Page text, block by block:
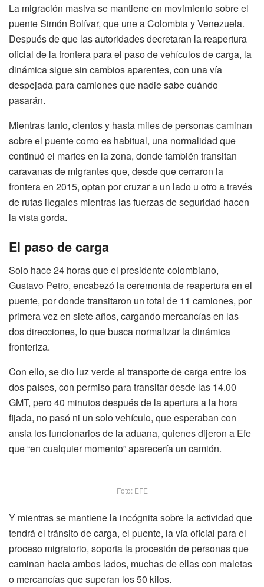
La migración masiva se mantiene en movimiento sobre el
puente Simón Bolívar, que une a Colombia y Venezuela.
Después de que las autoridades decretaran la reapertura
oficial de la frontera para el paso de vehículos de carga, la
dinámica sigue sin cambios aparentes, con una vía
despejada para camiones que nadie sabe cuándo
pasarán.
Mientras tanto, cientos y hasta miles de personas caminan
sobre el puente como es habitual, una normalidad que
continuó el martes en la zona, donde también transitan
caravanas de migrantes que, desde que cerraron la
frontera en 2015, optan por cruzar a un lado u otro a través
de rutas ilegales mientras las fuerzas de seguridad hacen
la vista gorda.
El paso de carga
Solo hace 24 horas que el presidente colombiano,
Gustavo Petro, encabezó la ceremonia de reapertura en el
puente, por donde transitaron un total de 11 camiones, por
primera vez en siete años, cargando mercancías en las
dos direcciones, lo que busca normalizar la dinámica
fronteriza.
Con ello, se dio luz verde al transporte de carga entre los
dos países, con permiso para transitar desde las 14.00
GMT, pero 40 minutos después de la apertura a la hora
fijada, no pasó ni un solo vehículo, que esperaban con
ansia los funcionarios de la aduana, quienes dijeron a Efe
que “en cualquier momento” aparecería un camión.
Foto: EFE
Y mientras se mantiene la incógnita sobre la actividad que
tendrá el tránsito de carga, el puente, la vía oficial para el
proceso migratorio, soporta la procesión de personas que
caminan hacia ambos lados, muchas de ellas con maletas
o mercancías que superan los 50 kilos.